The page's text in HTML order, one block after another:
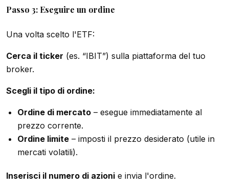
Passo 3: Eseguire un ordine
Una volta scelto l'ETF:
Cerca il ticker (es. “IBIT”) sulla piattaforma del tuo
broker.
Scegli il tipo di ordine:
Ordine di mercato– esegue immediatamente al
prezzo corrente.
Ordine limite– imposti il prezzo desiderato (utile in
mercati volatili).
Inserisci il numero di azioni e invia l'ordine.